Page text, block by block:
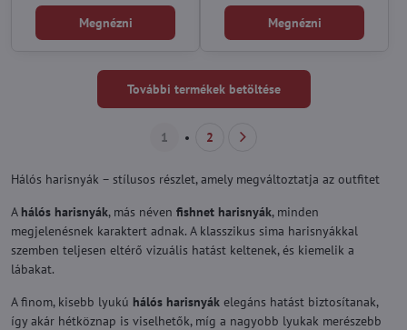
Megnézni Megnézni
További termékek betöltése
1 2
Hálós harisnyák – stílusos részlet, amely megváltoztatja az outfitet
A hálós harisnyák, más néven fishnet harisnyák, minden
megjelenésnek karaktert adnak. A klasszikus sima harisnyákkal
szemben teljesen eltérő vizuális hatást keltenek, és kiemelik a
lábakat.
A finom, kisebb lyukú hálós harisnyák elegáns hatást biztosítanak,
így akár hétköznap is viselhetők, míg a nagyobb lyukak merészebb